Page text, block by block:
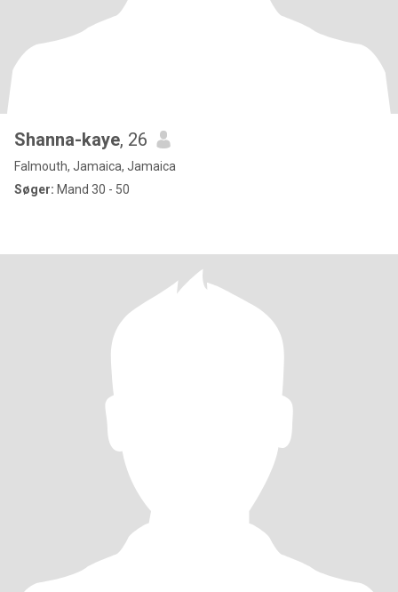
Shanna-kaye, 26
Falmouth, Jamaica, Jamaica
Søger: Mand 30 - 50